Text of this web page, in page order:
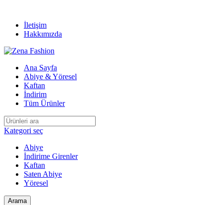
İletişim
Hakkımızda
Ana Sayfa
Abiye & Yöresel
Kaftan
İndirim
Tüm Ürünler
Kategori seç
Abiye
İndirime Girenler
Kaftan
Saten Abiye
Yöresel
Arama